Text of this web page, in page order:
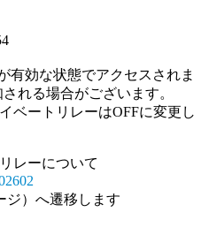
有効な状態でアクセスされま
れる場合がございます。
ベートリレーはOFFに変更し
レーについて
ジ）へ遷移します